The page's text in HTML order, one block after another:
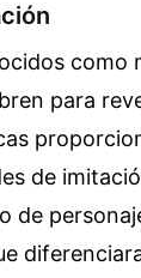
como
para
de
de